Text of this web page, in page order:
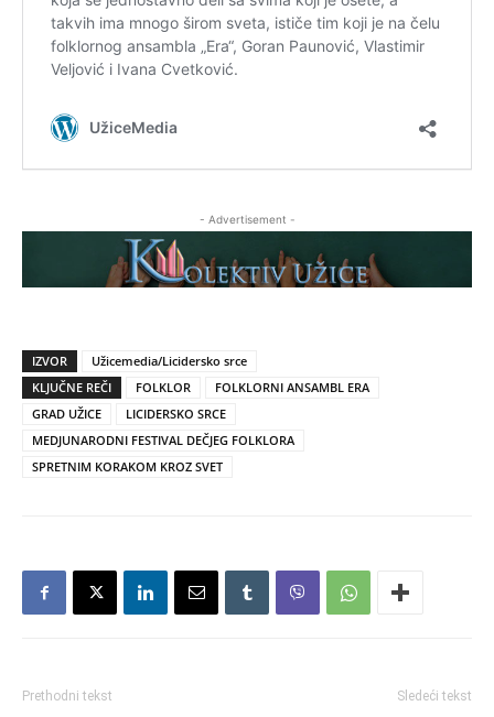
- Advertisement -
IZVOR
Užicemedia/Licidersko srce
KLJUČNE REČI
FOLKLOR
FOLKLORNI ANSAMBL ERA
GRAD UŽICE
LICIDERSKO SRCE
MEDJUNARODNI FESTIVAL DEČJEG FOLKLORA
SPRETNIM KORAKOM KROZ SVET
Prethodni tekst Sledeći tekst